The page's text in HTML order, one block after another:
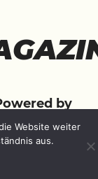
by
Website weiter
aus.